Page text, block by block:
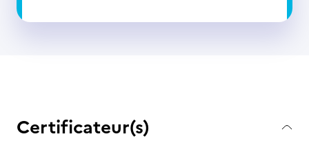
Certificateur(s)